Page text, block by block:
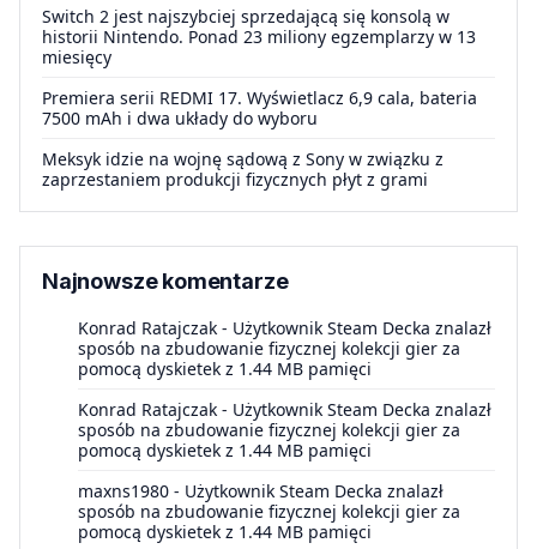
Switch 2 jest najszybciej sprzedającą się konsolą w
historii Nintendo. Ponad 23 miliony egzemplarzy w 13
miesięcy
Premiera serii REDMI 17. Wyświetlacz 6,9 cala, bateria
7500 mAh i dwa układy do wyboru
Meksyk idzie na wojnę sądową z Sony w związku z
zaprzestaniem produkcji fizycznych płyt z grami
Najnowsze komentarze
Konrad Ratajczak - Użytkownik Steam Decka znalazł
sposób na zbudowanie fizycznej kolekcji gier za
pomocą dyskietek z 1.44 MB pamięci
Konrad Ratajczak - Użytkownik Steam Decka znalazł
sposób na zbudowanie fizycznej kolekcji gier za
pomocą dyskietek z 1.44 MB pamięci
maxns1980 - Użytkownik Steam Decka znalazł
sposób na zbudowanie fizycznej kolekcji gier za
pomocą dyskietek z 1.44 MB pamięci